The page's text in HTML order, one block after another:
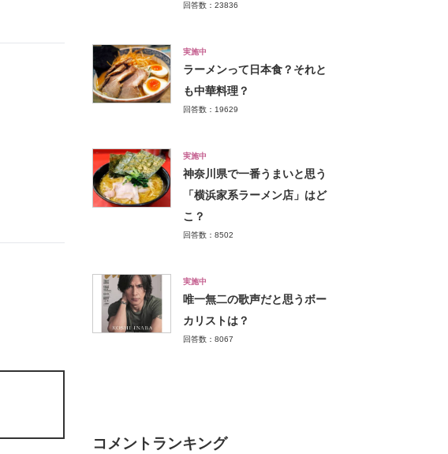
回答数：23836
実施中
ラーメンって日本食？それと
も中華料理？
回答数：19629
実施中
神奈川県で一番うまいと思う
「横浜家系ラーメン店」はど
こ？
回答数：8502
実施中
唯一無二の歌声だと思うボー
カリストは？
回答数：8067
コメントランキング